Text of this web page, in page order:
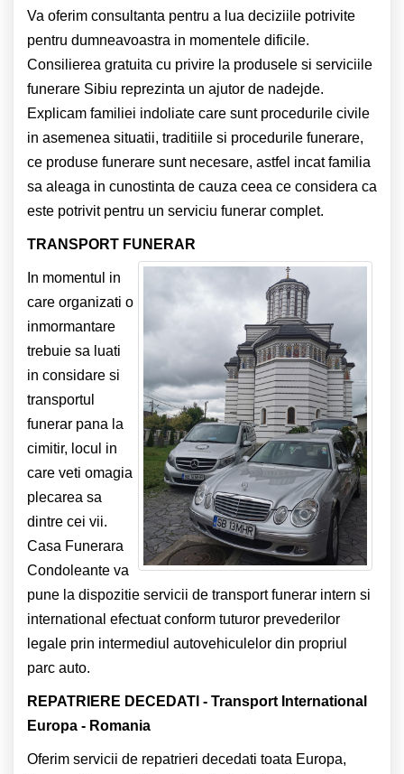
Va oferim consultanta pentru a lua deciziile potrivite
pentru dumneavoastra in momentele dificile.
Consilierea gratuita cu privire la produsele si serviciile
funerare Sibiu reprezinta un ajutor de nadejde.
Explicam familiei indoliate care sunt procedurile civile
in asemenea situatii, traditiile si procedurile funerare,
ce produse funerare sunt necesare, astfel incat familia
sa aleaga in cunostinta de cauza ceea ce considera ca
este potrivit pentru un serviciu funerar complet.
TRANSPORT FUNERAR
In momentul in
care organizati o
inmormantare
trebuie sa luati
in considare si
transportul
funerar pana la
cimitir, locul in
care veti omagia
plecarea sa
dintre cei vii.
Casa Funerara
Condoleante va
pune la dispozitie servicii de transport funerar intern si
international efectuat conform tuturor prevederilor
legale prin intermediul autovehiculelor din propriul
parc auto.
REPATRIERE DECEDATI - Transport International
Europa - Romania
Oferim servicii de repatrieri decedati toata Europa,